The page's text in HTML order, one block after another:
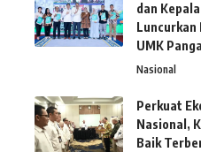
dan
Luncurkan
UMK
Nasional
Perkuat
Nasional,
Baik